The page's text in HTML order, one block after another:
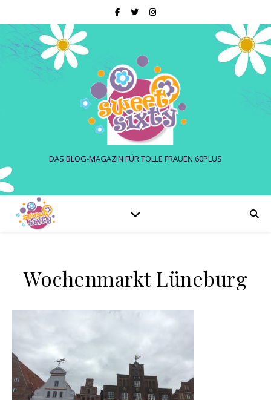
DAS BLOG-MAGAZIN FÜR TOLLE FRAUEN 60PLUS
Wochenmarkt Lüneburg